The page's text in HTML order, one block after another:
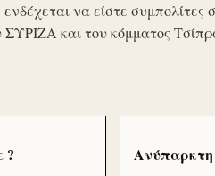
να είστε συμπολίτες
και του κόμματος
? Ανύπαρκτη